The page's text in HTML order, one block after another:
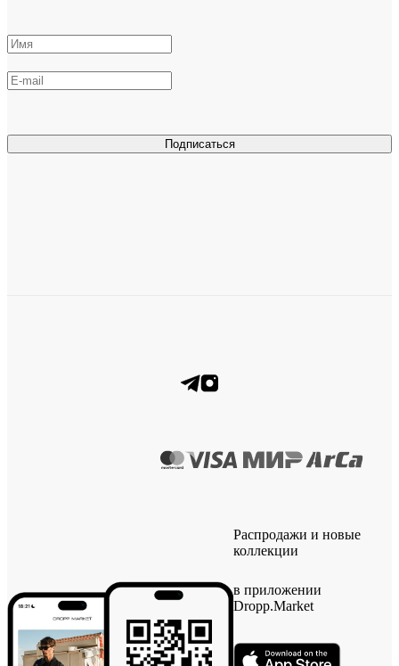
Подписаться
Распродажи и новые
коллекции
в приложении
Dropp.Market